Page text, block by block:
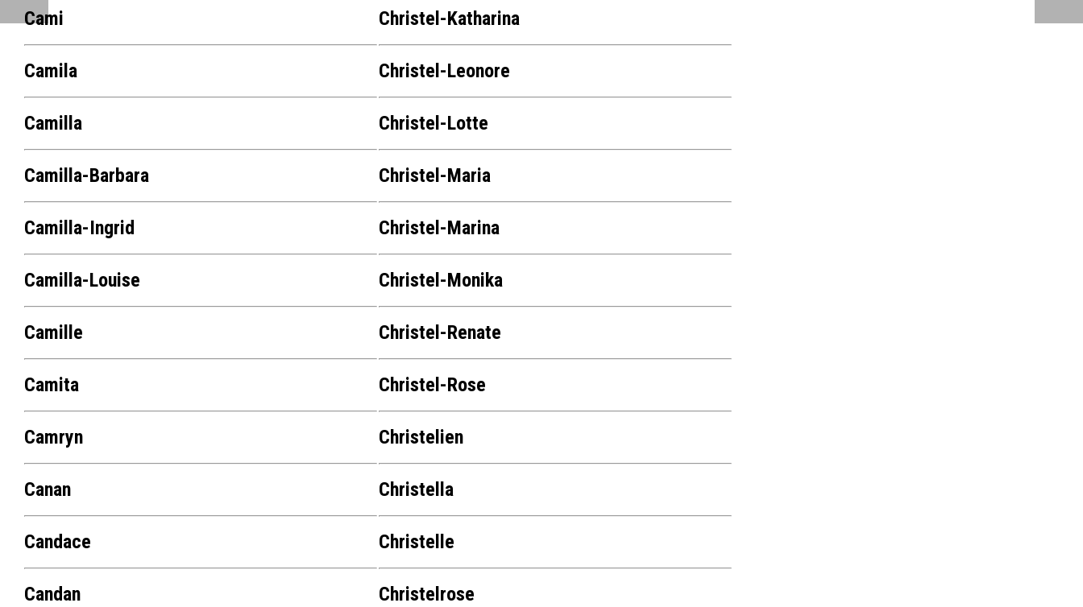
Cami
Camila
Camilla
Camilla-Barbara
Camilla-Ingrid
Camilla-Louise
Camille
Camita
Camryn
Canan
Candace
Candan
Christel-Katharina
Christel-Leonore
Christel-Lotte
Christel-Maria
Christel-Marina
Christel-Monika
Christel-Renate
Christel-Rose
Christelien
Christella
Christelle
Christelrose